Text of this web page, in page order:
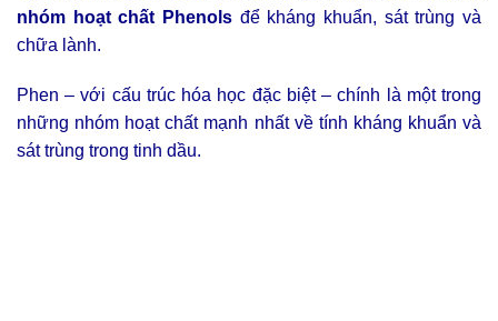
nhóm hoạt chất Phenols để kháng khuẩn, sát trùng và
chữa lành.
Phen – với cấu trúc hóa học đặc biệt – chính là một trong
những nhóm hoạt chất mạnh nhất về tính kháng khuẩn và
sát trùng trong tinh dầu.